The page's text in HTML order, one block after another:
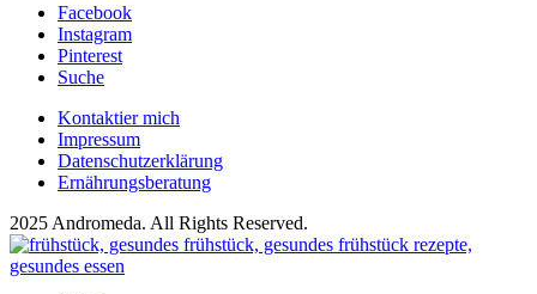
Facebook
Instagram
Pinterest
Suche
Kontaktier mich
Impressum
Datenschutzerklärung
Ernährungsberatung
2025 Andromeda. All Rights Reserved.